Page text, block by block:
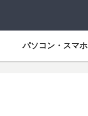
パソコン・スマホ